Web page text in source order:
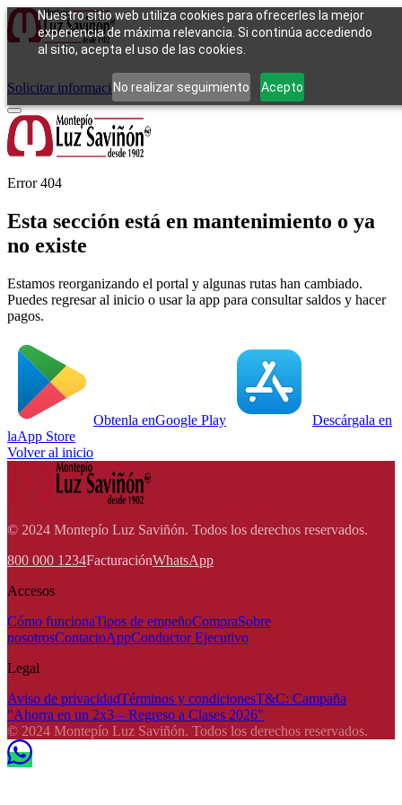
Nuestro sitio web utiliza cookies para ofrecerles la mejor
experiencia de máxima relevancia. Si continúa accediendo
al sitio, acepta el uso de las cookies.
No realizar seguimiento Acepto
Cómo funcionaTipos de empeñoCompraContacto
Solicitar información Iniciar sesión
Error 404
Esta sección está en mantenimiento o ya
no existe
Estamos reorganizando el portal y algunas rutas han cambiado.
Puedes regresar al inicio o usar la app para consultar saldos y hacer
pagos.
Obtenla enGoogle Play
Descárgala en
laApp Store
Volver al inicio
© 2024 Montepío Luz Saviñón. Todos los derechos reservados.
800 000 1234FacturaciónWhatsApp
Accesos
Cómo funcionaTipos de empeñoCompraSobre
nosotrosContactoAppConductor Ejecutivo
Legal
Aviso de privacidadTérminos y condicionesT&C: Campaña
"Ahorra en un 2x3 – Regreso a Clases 2026"
© 2024 Montepío Luz Saviñón. Todos los derechos reservados.